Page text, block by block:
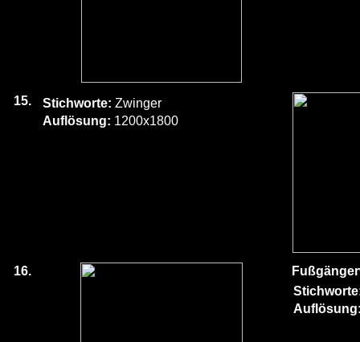
15. Stichworte:Zwinger
Auflösung: 1200x1800
16.